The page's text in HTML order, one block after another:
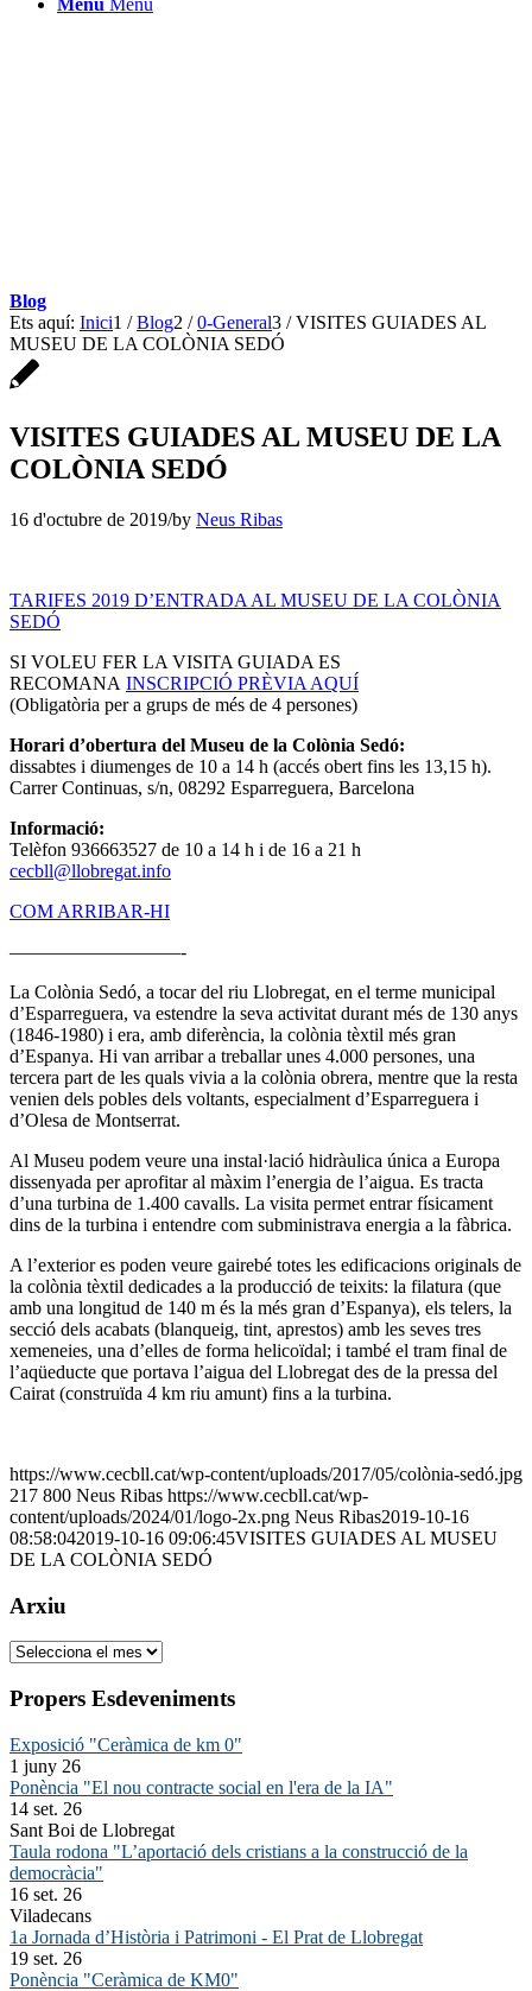
Menu Menu
Blog
Ets aquí: Inici1 / Blog2 / 0-General3 / VISITES GUIADES AL
MUSEU DE LA COLÒNIA SEDÓ
VISITES GUIADES AL MUSEU DE LA
COLÒNIA SEDÓ
16 d'octubre de 2019/by Neus Ribas
TARIFES 2019 D’ENTRADA AL MUSEU DE LA COLÒNIA
SEDÓ
SI VOLEU FER LA VISITA GUIADA ES
RECOMANA INSCRIPCIÓ PRÈVIA AQUÍ
(Obligatòria per a grups de més de 4 persones)
Horari d’obertura del Museu de la Colònia Sedó:
dissabtes i diumenges de 10 a 14 h (accés obert fins les 13,15 h).
Carrer Continuas, s/n, 08292 Esparreguera, Barcelona
Informació:
Telèfon 936663527 de 10 a 14 h i de 16 a 21 h
cecbll@llobregat.info
COM ARRIBAR-HI
—————————-
La Colònia Sedó, a tocar del riu Llobregat, en el terme municipal
d’Esparreguera, va estendre la seva activitat durant més de 130 anys
(1846-1980) i era, amb diferència, la colònia tèxtil més gran
d’Espanya. Hi van arribar a treballar unes 4.000 persones, una
tercera part de les quals vivia a la colònia obrera, mentre que la resta
venien dels pobles dels voltants, especialment d’Esparreguera i
d’Olesa de Montserrat.
Al Museu podem veure una instal·lació hidràulica única a Europa
dissenyada per aprofitar al màxim l’energia de l’aigua. Es tracta
d’una turbina de 1.400 cavalls. La visita permet entrar físicament
dins de la turbina i entendre com subministrava energia a la fàbrica.
A l’exterior es poden veure gairebé totes les edificacions originals de
la colònia tèxtil dedicades a la producció de teixits: la filatura (que
amb una longitud de 140 m és la més gran d’Espanya), els telers, la
secció dels acabats (blanqueig, tint, aprestos) amb les seves tres
xemeneies, una d’elles de forma helicoïdal; i també el tram final de
l’aqüeducte que portava l’aigua del Llobregat des de la pressa del
Cairat (construïda 4 km riu amunt) fins a la turbina.
https://www.cecbll.cat/wp-content/uploads/2017/05/colònia-sedó.jpg
217 800 Neus Ribas https://www.cecbll.cat/wp-
content/uploads/2024/01/logo-2x.png Neus Ribas2019-10-16
08:58:042019-10-16 09:06:45VISITES GUIADES AL MUSEU
DE LA COLÒNIA SEDÓ
Arxiu
Arxiu
Propers Esdeveniments
Exposició "Ceràmica de km 0"
1 juny 26
Ponència "El nou contracte social en l'era de la IA"
14 set. 26
Sant Boi de Llobregat
Taula rodona "L’aportació dels cristians a la construcció de la
democràcia"
16 set. 26
Viladecans
1a Jornada d’Història i Patrimoni - El Prat de Llobregat
19 set. 26
Ponència "Ceràmica de KM0"